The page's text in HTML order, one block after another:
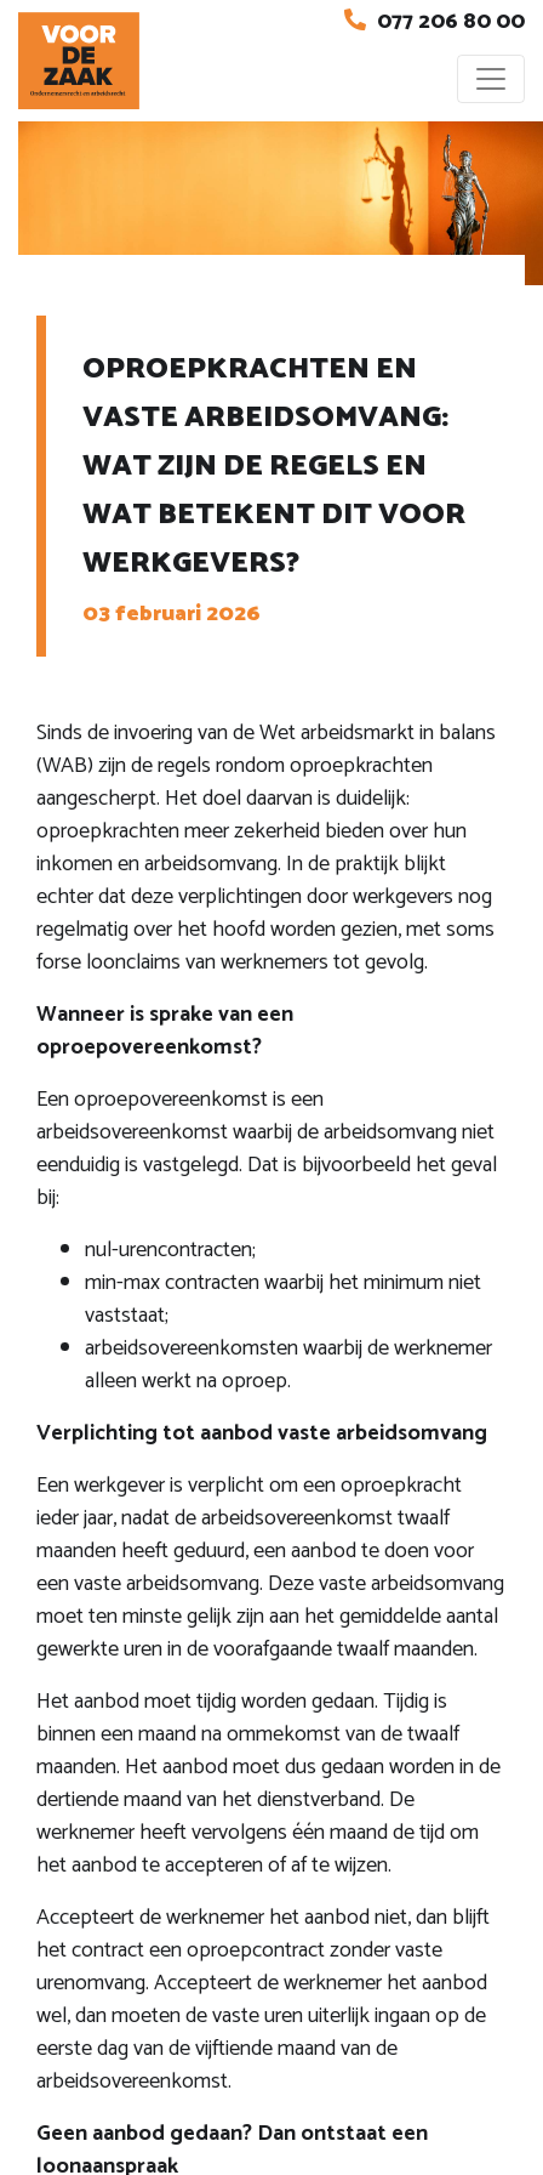
077 206 80 00
OPROEPKRACHTEN EN
VASTE ARBEIDSOMVANG:
WAT ZIJN DE REGELS EN
WAT BETEKENT DIT VOOR
WERKGEVERS?
03 februari 2026
Sinds de invoering van de Wet arbeidsmarkt in balans
(WAB) zijn de regels rondom oproepkrachten
aangescherpt. Het doel daarvan is duidelijk:
oproepkrachten meer zekerheid bieden over hun
inkomen en arbeidsomvang. In de praktijk blijkt
echter dat deze verplichtingen door werkgevers nog
regelmatig over het hoofd worden gezien, met soms
forse loonclaims van werknemers tot gevolg.
Wanneer is sprake van een
oproepovereenkomst?
Een oproepovereenkomst is een
arbeidsovereenkomst waarbij de arbeidsomvang niet
eenduidig is vastgelegd. Dat is bijvoorbeeld het geval
bij:
nul-urencontracten;
min-max contracten waarbij het minimum niet
vaststaat;
arbeidsovereenkomsten waarbij de werknemer
alleen werkt na oproep.
Verplichting tot aanbod vaste arbeidsomvang
Een werkgever is verplicht om een oproepkracht
ieder jaar, nadat de arbeidsovereenkomst twaalf
maanden heeft geduurd, een aanbod te doen voor
een vaste arbeidsomvang. Deze vaste arbeidsomvang
moet ten minste gelijk zijn aan het gemiddelde aantal
gewerkte uren in de voorafgaande twaalf maanden.
Het aanbod moet tijdig worden gedaan. Tijdig is
binnen een maand na ommekomst van de twaalf
maanden. Het aanbod moet dus gedaan worden in de
dertiende maand van het dienstverband. De
werknemer heeft vervolgens één maand de tijd om
het aanbod te accepteren of af te wijzen.
Accepteert de werknemer het aanbod niet, dan blijft
het contract een oproepcontract zonder vaste
urenomvang. Accepteert de werknemer het aanbod
wel, dan moeten de vaste uren uiterlijk ingaan op de
eerste dag van de vijftiende maand van de
arbeidsovereenkomst.
Geen aanbod gedaan? Dan ontstaat een
loonaanspraak